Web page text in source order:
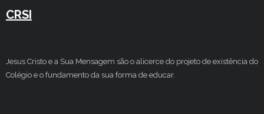
CRSI
Jesus Cristo e a Sua Mensagem são o alicerce do projeto de existência do
Colégio e o fundamento da sua forma de educar.